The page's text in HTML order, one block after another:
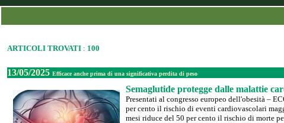
ARTICOLI TROVATI : 100
13/05/2025 Efficace anche prima di una significativa perdita di peso
Semaglutide protegge dalle malattie
Presentati al congresso europeo dell'obesità –
per cento il rischio di eventi cardiovascolari
mesi riduce del 50 per cento il rischio di morte